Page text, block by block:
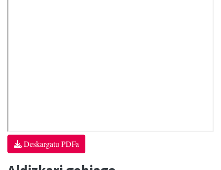
Deskargatu PDFa